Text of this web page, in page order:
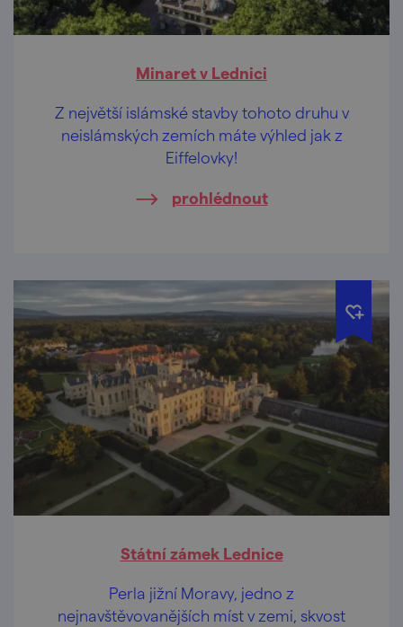
Minaret v Lednici
Z největší islámské stavby tohoto druhu v
neislámských zemích máte výhled jak z
Eiffelovky!
prohlédnout
Státní zámek Lednice
Perla jižní Moravy, jedno z
nejnavštěvovanějších míst v zemi, skvost